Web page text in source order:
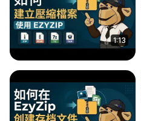
1:13